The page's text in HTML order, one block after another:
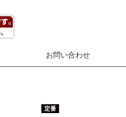
お問い合わせ
定番